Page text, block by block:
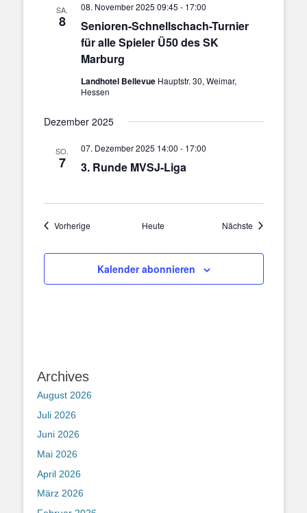
SA.
8
Senioren-Schnellschach-Turnier
für alle Spieler Ü50 des SK
Marburg
08. November 2025 09:45 - 17:00
Landhotel Bellevue Hauptstr. 30, Weimar,
Hessen
Dezember 2025
SO.
7 3. Runde MVSJ-Liga
07. Dezember 2025 14:00 - 17:00
VorherigeVeranstaltungenHeute Nächste
Kalender abonnieren
Archives
August 2026
Juli 2026
Juni 2026
Mai 2026
April 2026
März 2026